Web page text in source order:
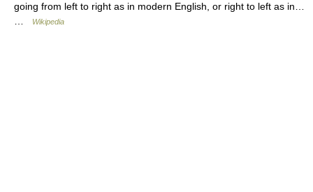
going from left to right as in modern English, or right to left as in…
Wikipedia